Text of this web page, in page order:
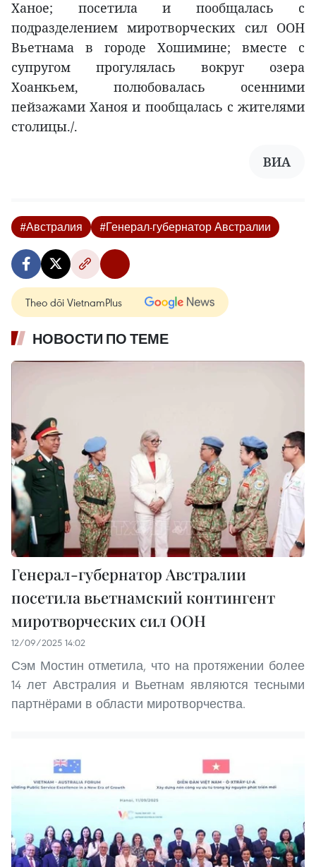
Ханое; посетила и пообщалась с
подразделением миротворческих сил ООН
Вьетнама в городе Хошимине; вместе с
супругом прогулялась вокруг озера
Хоанкьем, полюбовалась осенними
пейзажами Ханоя и пообщалась с жителями
столицы./.
ВИА
#Австралия #Генерал-губернатор Австралии
Theo dõi VietnamPlus
НОВОСТИ ПО ТЕМЕ
Генерал-губернатор Австралии
посетила вьетнамский контингент
миротворческих сил ООН
12/09/2025 14:02
Сэм Мостин отметила, что на протяжении более
14 лет Австралия и Вьетнам являются тесными
партнёрами в области миротворчества.